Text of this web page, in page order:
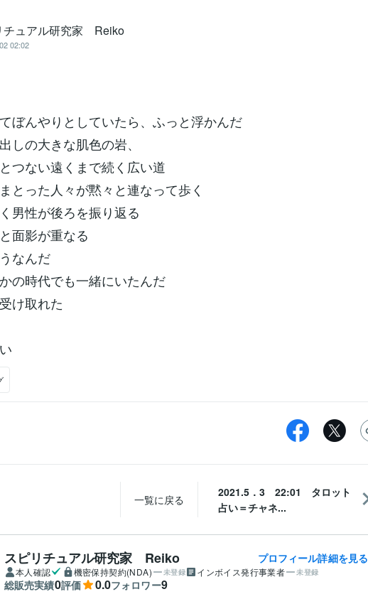
チュアル研究家 Reiko
02:02
ぼんやりとしていたら、ふっと浮かんだ
しの大きな肌色の岩、
つない遠くまで続く広い道
とった人々が黙々と連なって歩く
男性が後ろを振り返る
面影が重なる
なんだ
の時代でも一緒にいたんだ
け取れた
一覧に戻る
2021.5．3 22:01 タロット
占い＝チャネ...
スピリチュアル研究家 Reiko プロフィール詳細を見る
本人確認 機密保持契約(NDA) 未登録 インボイス発行事業者 未登録
総販売実績0評価 0.0フォロワー9